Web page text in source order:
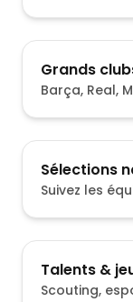
Grands
Barça, Real,
Sélections
Suivez les
Talents &
Scouting,